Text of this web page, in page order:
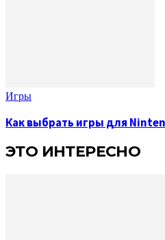
Игры
Как выбрать игры для
ЭТО ИНТЕРЕСНО